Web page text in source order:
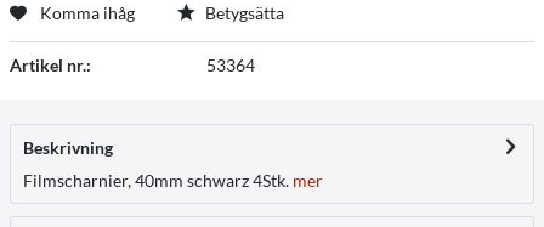
Komma ihåg Betygsätta
Artikel nr.: 53364
Beskrivning
Filmscharnier, 40mm schwarz 4Stk. mer